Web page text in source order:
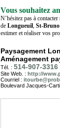
Vous souhaitez
N’hésitez pas à contacter
de Longueuil, St-Bruno
estimer et réaliser vos
Paysagement
Aménagement
Tél. : 514-907-3316
Site Web. : http://
Courriel :
Boulevard Jacques-